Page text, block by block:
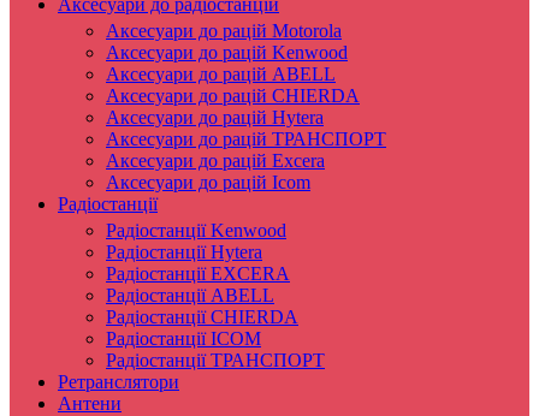
Аксесуари до радіостанцій
Аксесуари до рацій Motorola
Аксесуари до рацій Kenwood
Аксесуари до рацій ABELL
Аксесуари до рацій CHIERDA
Аксесуари до рацій Hytera
Аксесуари до рацій ТРАНСПОРТ
Аксесуари до рацій Excera
Аксесуари до рацій Icom
Радіостанції
Радіостанції Kenwood
Радіостанції Hytera
Радіостанції EXCERA
Радіостанції ABELL
Радіостанції CHIERDA
Радіостанції ICOM
Радіостанції ТРАНСПОРТ
Ретранслятори
Антени